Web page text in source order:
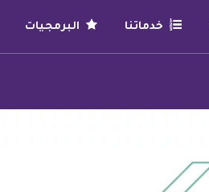
خدماتنا البرمجيات